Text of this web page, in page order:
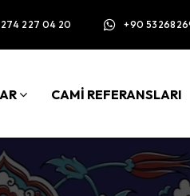
227 04 20 +90
CAMİ REFERANSLARI